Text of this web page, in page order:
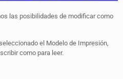
las posibilidades de modificar como
el Modelo de Impresión,
como para leer.